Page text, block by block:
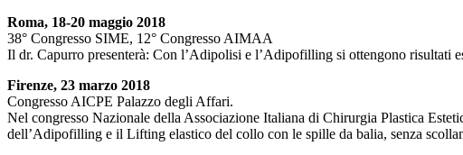
Roma, 18-20 maggio 2018
38° Congresso SIME, 12° Congresso AIMAA
Il dr. Capurro presenterà: Con l’Adipolisi e l’Adipofilling si ottengono risultati
Firenze, 23 marzo 2018
Congresso AICPE Palazzo degli Affari.
Nel congresso Nazionale della Associazione Italiana di Chirurgia Plastica
dell’Adipofilling e il Lifting elastico del collo con le spille da balia, senza